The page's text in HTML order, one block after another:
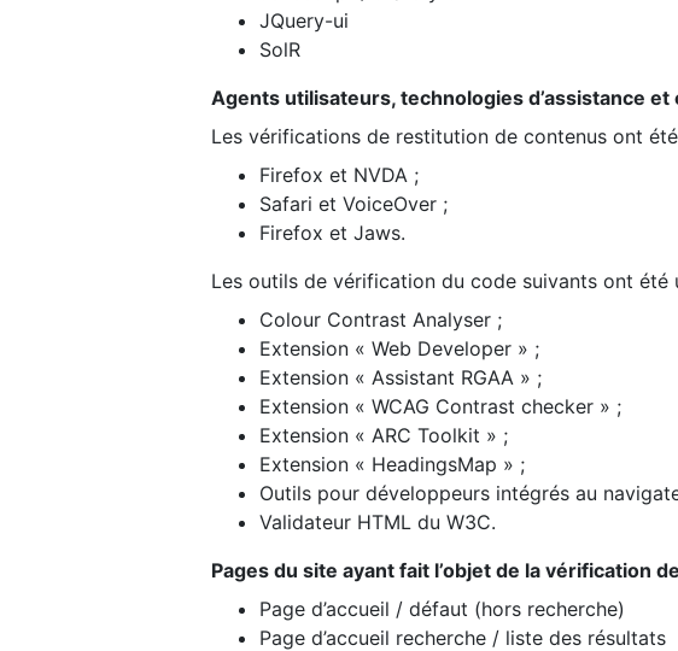
JQuery-ui
SolR
Agents utilisateurs, technologies d’assistance
Les vérifications de restitution de contenus ont
Firefox et NVDA ;
Safari et VoiceOver ;
Firefox et Jaws.
Les outils de vérification du code suivants ont
Colour Contrast Analyser ;
Extension « Web Developer » ;
Extension « Assistant RGAA » ;
Extension « WCAG Contrast checker » ;
Extension « ARC Toolkit » ;
Extension « HeadingsMap » ;
Outils pour développeurs intégrés au
Validateur HTML du W3C.
Pages du site ayant fait l’objet de la vérification
Page d’accueil / défaut (hors recherche)
Page d’accueil recherche / liste des résultats